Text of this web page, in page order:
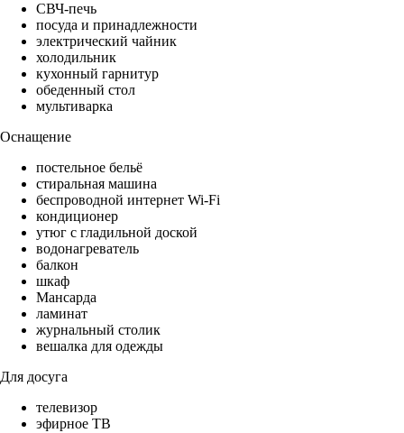
СВЧ-печь
посуда и принадлежности
электрический чайник
холодильник
кухонный гарнитур
обеденный стол
мультиварка
Оснащение
постельное бельё
стиральная машина
беспроводной интернет Wi-Fi
кондиционер
утюг с гладильной доской
водонагреватель
балкон
шкаф
Мансарда
ламинат
журнальный столик
вешалка для одежды
Для досуга
телевизор
эфирное ТВ